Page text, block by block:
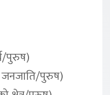
पुरुष)
जनजाति/पुरुष)